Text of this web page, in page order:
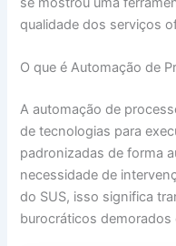
qualidade dos serviços
O que é Automação de
A automação de
de tecnologias para
padronizadas de forma
necessidade de
do SUS, isso significa
burocráticos